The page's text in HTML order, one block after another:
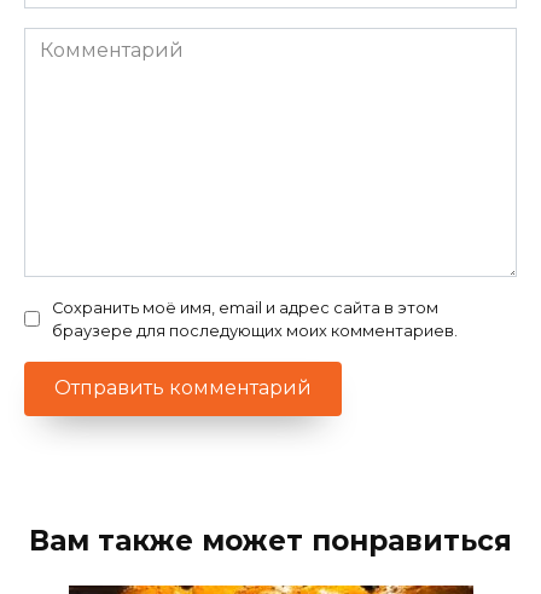
Комментарий
Сохранить моё имя, email и адрес сайта в этом
браузере для последующих моих комментариев.
Вам также может понравиться